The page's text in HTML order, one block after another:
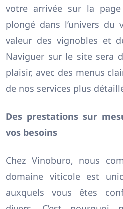
votre arrivée sur la page
plongé dans l’univers du
valeur des vignobles et
Naviguer sur le site sera
plaisir, avec des menus
de nos services plus
Des prestations sur
vos besoins
Chez Vinoburo, nous
domaine viticole est
auxquels vous êtes